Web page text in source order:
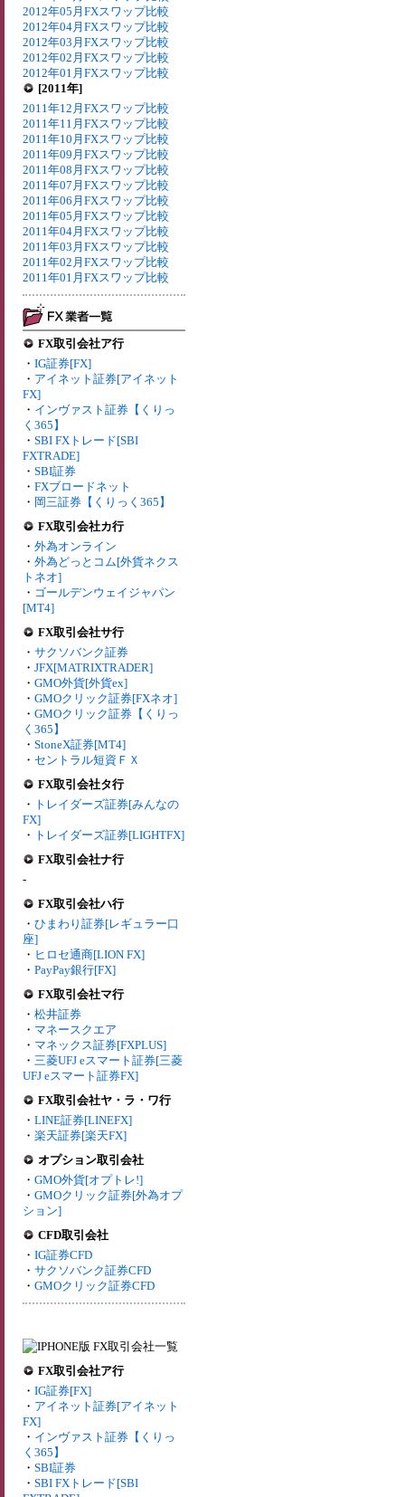
2012年05月FXスワップ比較
2012年04月FXスワップ比較
2012年03月FXスワップ比較
2012年02月FXスワップ比較
2012年01月FXスワップ比較
[2011年]
2011年12月FXスワップ比較
2011年11月FXスワップ比較
2011年10月FXスワップ比較
2011年09月FXスワップ比較
2011年08月FXスワップ比較
2011年07月FXスワップ比較
2011年06月FXスワップ比較
2011年05月FXスワップ比較
2011年04月FXスワップ比較
2011年03月FXスワップ比較
2011年02月FXスワップ比較
2011年01月FXスワップ比較
FX取引会社ア行
・ IG証券[FX]
・ アイネット証券[アイネット
FX]
・ インヴァスト証券【くりっ
く365】
・ SBI FXトレード[SBI
FXTRADE]
・ SBI証券
・ FXブロードネット
・ 岡三証券【くりっく365】
FX取引会社カ行
・ 外為オンライン
・ 外為どっとコム[外貨ネクス
トネオ]
・ ゴールデンウェイジャパン
[MT4]
FX取引会社サ行
・ サクソバンク証券
・ JFX[MATRIXTRADER]
・ GMO外貨[外貨ex]
・ GMOクリック証券[FXネオ]
・ GMOクリック証券【くりっ
く365】
・ StoneX証券[MT4]
・ セントラル短資ＦＸ
FX取引会社タ行
・ トレイダーズ証券[みんなの
FX]
・ トレイダーズ証券[LIGHTFX]
FX取引会社ナ行
-
FX取引会社ハ行
・ ひまわり証券[レギュラー口
座]
・ ヒロセ通商[LION FX]
・ PayPay銀行[FX]
FX取引会社マ行
・ 松井証券
・ マネースクエア
・ マネックス証券[FXPLUS]
・ 三菱UFJ eスマート証券[三菱
UFJ eスマート証券FX]
FX取引会社ヤ・ラ・ワ行
・ LINE証券[LINEFX]
・ 楽天証券[楽天FX]
オプション取引会社
・ GMO外貨[オプトレ!]
・ GMOクリック証券[外為オプ
ション]
CFD取引会社
・ IG証券CFD
・ サクソバンク証券CFD
・ GMOクリック証券CFD
FX取引会社ア行
・ IG証券[FX]
・ アイネット証券[アイネット
FX]
・ インヴァスト証券【くりっ
く365】
・ SBI証券
・ SBI FXトレード[SBI